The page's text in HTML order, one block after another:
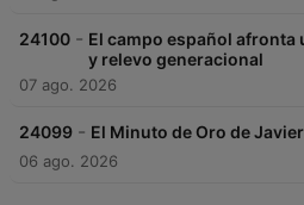
24100 - El campo español afronta
y relevo generacional
07 ago. 2026
24099 - El Minuto de Oro de
06 ago. 2026